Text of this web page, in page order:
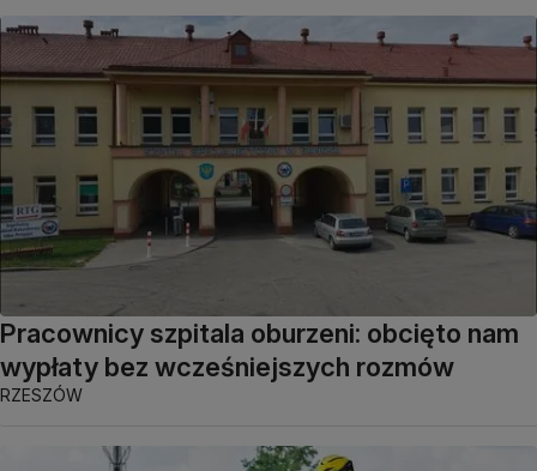
Pracownicy szpitala oburzeni: obcięto nam
wypłaty bez wcześniejszych rozmów
RZESZÓW